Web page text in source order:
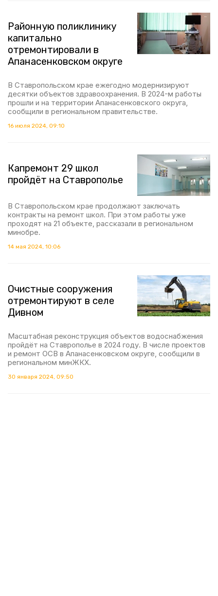
Районную поликлинику
капитально
отремонтировали в
Апанасенковском округе
В Ставропольском крае ежегодно модернизируют
десятки объектов здравоохранения. В 2024-м работы
прошли и на территории Апанасенковского округа,
сообщили в региональном правительстве.
16 июля 2024, 09:10
Капремонт 29 школ
пройдёт на Ставрополье
В Ставропольском крае продолжают заключать
контракты на ремонт школ. При этом работы уже
проходят на 21 объекте, рассказали в региональном
минобре.
14 мая 2024, 10:06
Очистные сооружения
отремонтируют в селе
Дивном
Масштабная реконструкция объектов водоснабжения
пройдёт на Ставрополье в 2024 году. В числе проектов
и ремонт ОСВ в Апанасенковском округе, сообщили в
региональном минЖКХ.
30 января 2024, 09:50